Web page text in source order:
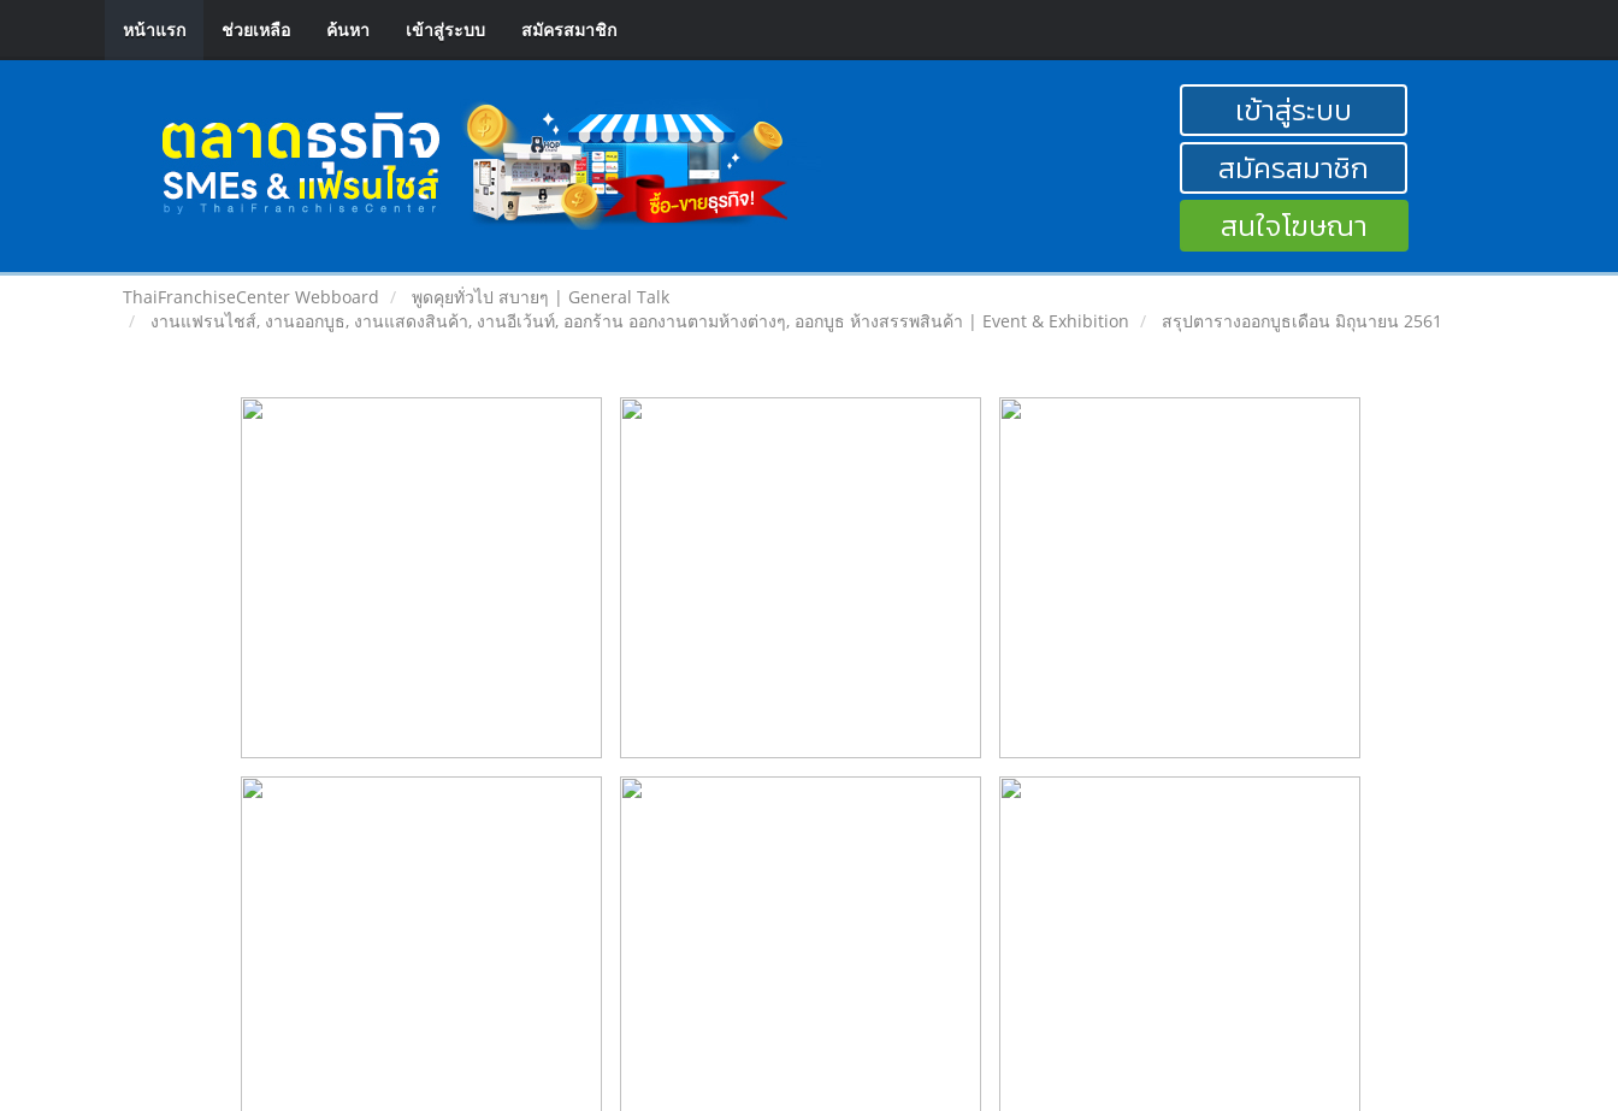
หน้าแรก ช่วยเหลือ ค้นหา เข้าสู่ระบบ สมัครสมาชิก
เข้าสู่ระบบ
สมัครสมาชิก
สนใจโฆษณา
ThaiFranchiseCenter Webboard
พูดคุยทั่วไป สบายๆ | General Talk
งานแฟรนไชส์, งานออกบูธ, งานแสดงสินค้า, งานอีเว้นท์, ออกร้าน ออกงานตามห้างต่างๆ, ออกบูธ ห้างสรรพสินค้า | Event & Exhibition
สรุปตารางออกบูธเดือน มิถุนายน 2561